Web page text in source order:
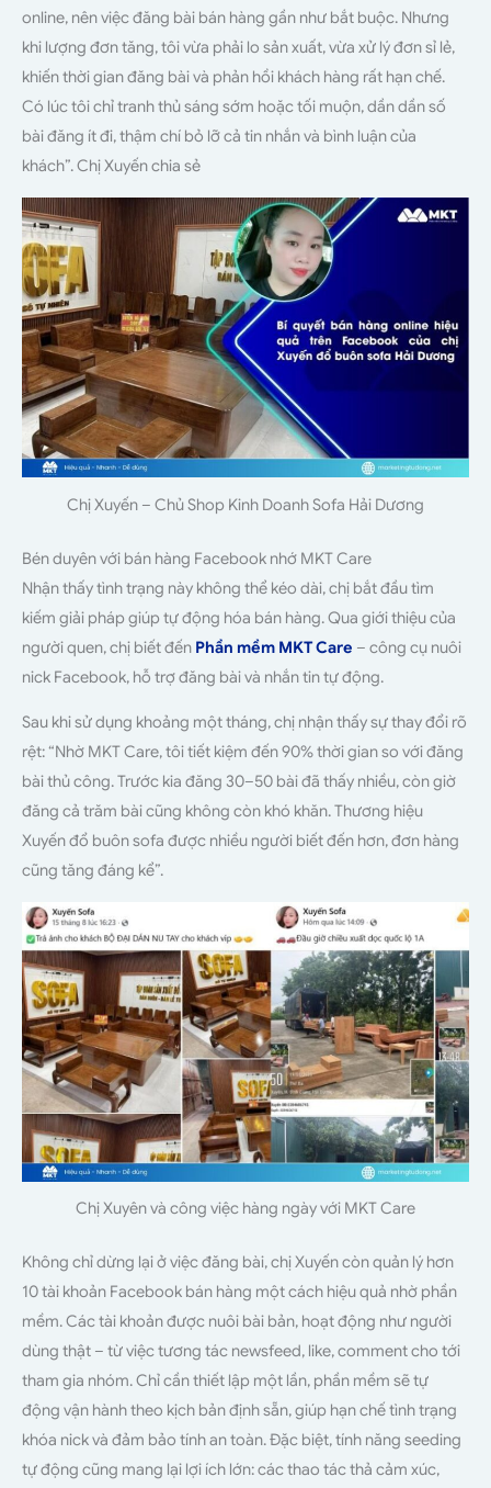
online, nên việc đăng bài bán hàng gần như bắt buộc. Nhưng
khi lượng đơn tăng, tôi vừa phải lo sản xuất, vừa xử lý đơn sỉ lẻ,
khiến thời gian đăng bài và phản hồi khách hàng rất hạn chế.
Có lúc tôi chỉ tranh thủ sáng sớm hoặc tối muộn, dần dần số
bài đăng ít đi, thậm chí bỏ lỡ cả tin nhắn và bình luận của
khách”. Chị Xuyến chia sẻ
Chị Xuyến – Chủ Shop Kinh Doanh Sofa Hải Dương
Bén duyên với bán hàng Facebook nhớ MKT Care
Nhận thấy tình trạng này không thể kéo dài, chị bắt đầu tìm
kiếm giải pháp giúp tự động hóa bán hàng. Qua giới thiệu của
người quen, chị biết đến Phần mềm MKT Care – công cụ nuôi
nick Facebook, hỗ trợ đăng bài và nhắn tin tự động.
Sau khi sử dụng khoảng một tháng, chị nhận thấy sự thay đổi rõ
rệt: “Nhờ MKT Care, tôi tiết kiệm đến 90% thời gian so với đăng
bài thủ công. Trước kia đăng 30–50 bài đã thấy nhiều, còn giờ
đăng cả trăm bài cũng không còn khó khăn. Thương hiệu
Xuyến đổ buôn sofa được nhiều người biết đến hơn, đơn hàng
cũng tăng đáng kể”.
Chị Xuyên và công việc hàng ngày với MKT Care
Không chỉ dừng lại ở việc đăng bài, chị Xuyến còn quản lý hơn
10 tài khoản Facebook bán hàng một cách hiệu quả nhờ phần
mềm. Các tài khoản được nuôi bài bản, hoạt động như người
dùng thật – từ việc tương tác newsfeed, like, comment cho tới
tham gia nhóm. Chỉ cần thiết lập một lần, phần mềm sẽ tự
động vận hành theo kịch bản định sẵn, giúp hạn chế tình trạng
khóa nick và đảm bảo tính an toàn. Đặc biệt, tính năng seeding
tự động cũng mang lại lợi ích lớn: các thao tác thả cảm xúc,